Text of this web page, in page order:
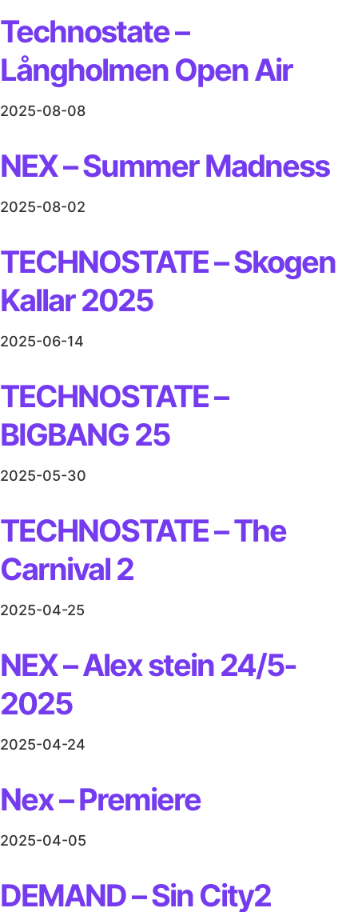
Technostate –
Långholmen Open Air
2025-08-08
NEX – Summer Madness
2025-08-02
TECHNOSTATE – Skogen
Kallar 2025
2025-06-14
TECHNOSTATE –
BIGBANG 25
2025-05-30
TECHNOSTATE – The
Carnival 2
2025-04-25
NEX – Alex stein 24/5-
2025
2025-04-24
Nex – Premiere
2025-04-05
DEMAND – Sin City2